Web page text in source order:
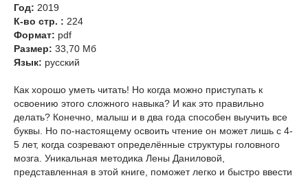
Год: 2019
К-во стр. : 224
Формат: pdf
Размер: 33,70 Мб
Язык: русский
Как хорошо уметь читать! Но когда можно приступать к
освоению этого сложного навыка? И как это правильно
делать? Конечно, малыш и в два года способен выучить все
буквы. Но по-настоящему освоить чтение он может лишь с 4-
5 лет, когда созревают определённые структуры головного
мозга. Уникальная методика Лены Даниловой,
представленная в этой книге, поможет легко и быстро ввести